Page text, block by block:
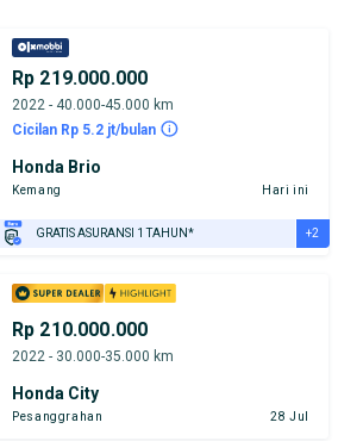
Rp 219.000.000
2022 - 40.000-45.000 km
Cicilan Rp 5.2 jt/bulan
Honda Brio
Kemang Hari ini
GRATIS ASURANSI 1 TAHUN* +2
Rp 210.000.000
2022 - 30.000-35.000 km
Honda City
Pesanggrahan 28 Jul